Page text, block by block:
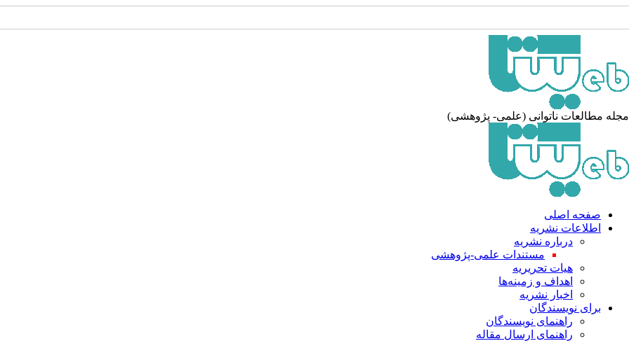
مجله مطالعات ناتوانی (علمی- پژوهشی)
صفحه اصلی
اطلاعات نشریه
درباره نشریه
مستندات علمی-پژوهشی
هیات تحریریه
اهداف و زمینه‌ها
اخبار نشریه
برای نویسندگان
راهنمای نویسندگان
راهنمای ارسال مقاله